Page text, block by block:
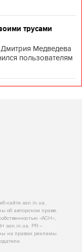
трусами
Медведева
пользователям
сайте asn.in.ua,
об авторском праве.
«АСН»,
asn.іn.ua. PR –
на правах рекламы.